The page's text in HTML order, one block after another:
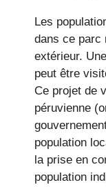
Les
dans ce parc
extérieur.
peut être
Ce projet de
péruvienne
population
la prise en
population